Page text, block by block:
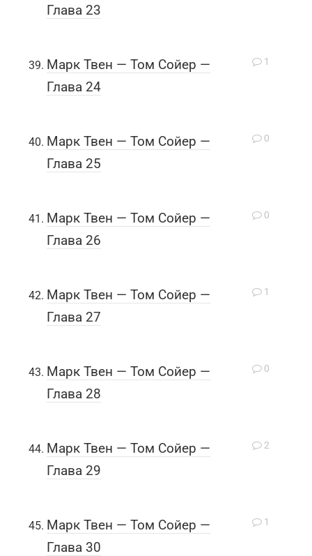
Глава 23
1
Марк Твен — Том Сойер —
Глава 24
0
Марк Твен — Том Сойер —
Глава 25
0
Марк Твен — Том Сойер —
Глава 26
1
Марк Твен — Том Сойер —
Глава 27
0
Марк Твен — Том Сойер —
Глава 28
2
Марк Твен — Том Сойер —
Глава 29
1
Марк Твен — Том Сойер —
Глава 30